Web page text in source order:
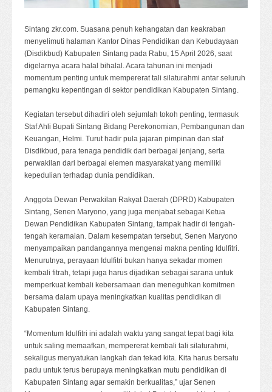
Sintang zkr.com. Suasana penuh kehangatan dan keakraban
menyelimuti halaman Kantor Dinas Pendidikan dan Kebudayaan
(Disdikbud) Kabupaten Sintang pada Rabu, 15 April 2026, saat
digelarnya acara halal bihalal. Acara tahunan ini menjadi
momentum penting untuk mempererat tali silaturahmi antar seluruh
pemangku kepentingan di sektor pendidikan Kabupaten Sintang.
Kegiatan tersebut dihadiri oleh sejumlah tokoh penting, termasuk
Staf Ahli Bupati Sintang Bidang Perekonomian, Pembangunan dan
Keuangan, Helmi. Turut hadir pula jajaran pimpinan dan staf
Disdikbud, para tenaga pendidik dari berbagai jenjang, serta
perwakilan dari berbagai elemen masyarakat yang memiliki
kepedulian terhadap dunia pendidikan.
Anggota Dewan Perwakilan Rakyat Daerah (DPRD) Kabupaten
Sintang, Senen Maryono, yang juga menjabat sebagai Ketua
Dewan Pendidikan Kabupaten Sintang, tampak hadir di tengah-
tengah keramaian. Dalam kesempatan tersebut, Senen Maryono
menyampaikan pandangannya mengenai makna penting Idulfitri.
Menurutnya, perayaan Idulfitri bukan hanya sekadar momen
kembali fitrah, tetapi juga harus dijadikan sebagai sarana untuk
memperkuat kembali kebersamaan dan meneguhkan komitmen
bersama dalam upaya meningkatkan kualitas pendidikan di
Kabupaten Sintang.
“Momentum Idulfitri ini adalah waktu yang sangat tepat bagi kita
untuk saling memaafkan, mempererat kembali tali silaturahmi,
sekaligus menyatukan langkah dan tekad kita. Kita harus bersatu
padu untuk terus berupaya meningkatkan mutu pendidikan di
Kabupaten Sintang agar semakin berkualitas,” ujar Senen